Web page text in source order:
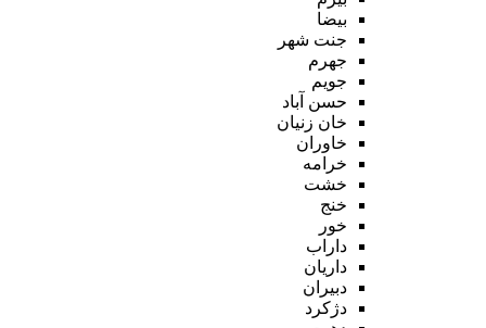
بیضا
جنت شهر
جهرم
جویم
حسن آباد
خان زنیان
خاوران
خرامه
خشت
خنج
خور
داراب
داریان
دبیران
دژکرد